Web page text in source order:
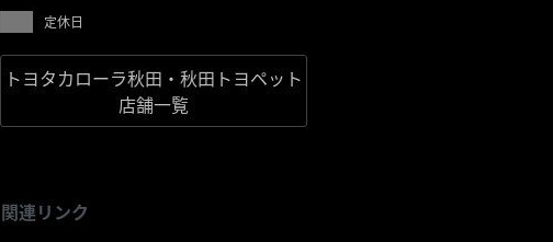
定休日
トヨタカローラ秋田・秋田トヨペット
店舗一覧
関連リンク